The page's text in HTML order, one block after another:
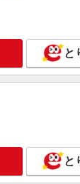
イル】の携帯
円〜 ※残業
。・゜+゜・。
入社祝い金10万円支
, インセンティブ支
・。○。・゜+゜
豊島区の楽天モ
と
と